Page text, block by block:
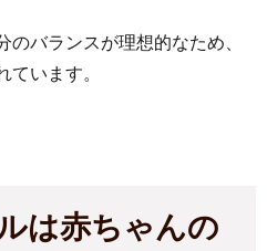
バランスが理想的なため、
います。
は赤ちゃんの